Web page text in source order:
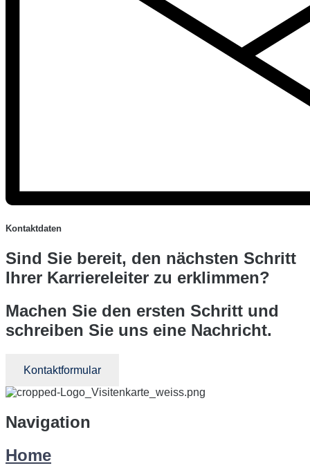
Kontaktdaten
Sind Sie bereit, den nächsten Schritt
Ihrer Karriereleiter zu erklimmen?
Machen Sie den ersten Schritt und
schreiben Sie uns eine Nachricht.
Kontaktformular
Navigation
Home